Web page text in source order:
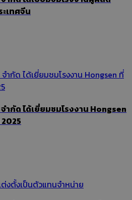
เทศจีน
กัด ได้เยี่ยมชมโรงงาน Hongsen